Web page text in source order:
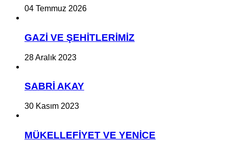
04 Temmuz 2026
GAZİ VE ŞEHİTLERİMİZ
28 Aralık 2023
SABRİ AKAY
30 Kasım 2023
MÜKELLEFİYET VE YENİCE